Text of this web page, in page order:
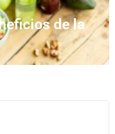
de la